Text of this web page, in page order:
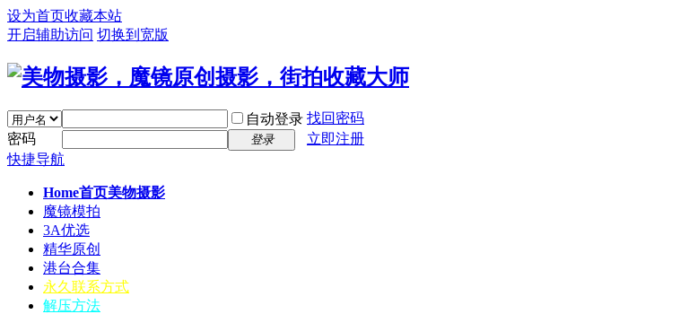
设为首页收藏本站
开启辅助访问 切换到宽版
自动登录 找回密码
密码
登录
立即注册
快捷导航
Home首页美物摄影
魔镜模拍
3A优选
精华原创
港台合集
永久联系方式
解压方法